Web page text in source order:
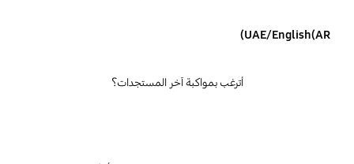
UAE/English(AR)
أترغب بمواكبة آخر المستجدات؟